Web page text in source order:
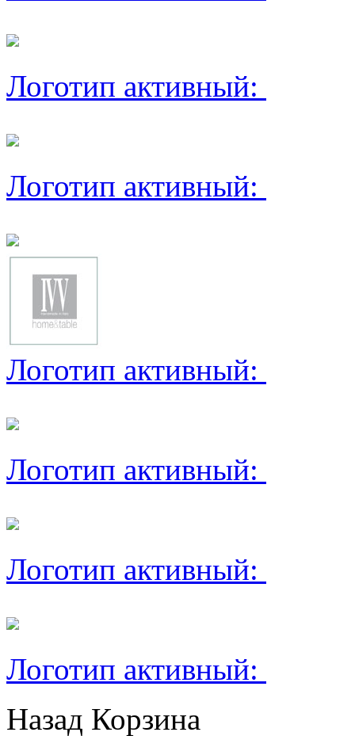
Логотип активный:
Логотип активный:
Логотип активный:
Логотип активный:
Логотип активный:
Логотип активный:
Назад Корзина